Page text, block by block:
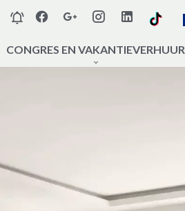
CONGRES EN VAKANTIEVERHUUR